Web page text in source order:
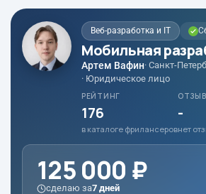
Веб-разработка и IT
Мобильная
Артем Вафин· Санкт-
· Юридическое лицо
РЕЙТИНГ
176
в каталоге фрилансеров
-
нет
125 000 ₽
сделаю за7 дней